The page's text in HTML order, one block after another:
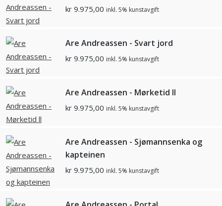
kr 9.975,00 inkl. 5% kunstavgift
Are Andreassen - Svart jord
kr 9.975,00 inkl. 5% kunstavgift
Are Andreassen - Mørketid ll
kr 9.975,00 inkl. 5% kunstavgift
Are Andreassen - Sjømannsenka og
kapteinen
kr 9.975,00 inkl. 5% kunstavgift